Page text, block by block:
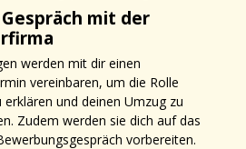
mit der
werden mit dir einen
vereinbaren, um die Rolle
und deinen Umzug zu
Zudem werden sie dich auf das
vorbereiten.